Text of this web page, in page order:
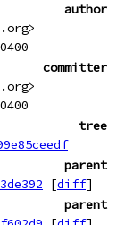
author
committer
tree
parent
[diff]
parent